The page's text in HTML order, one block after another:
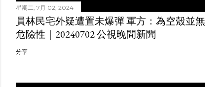
星期二, 7月 02, 2024
員林民宅外疑遭置未爆彈 軍方：為空殼並無
危險性｜20240702 公視晚間新聞
分享